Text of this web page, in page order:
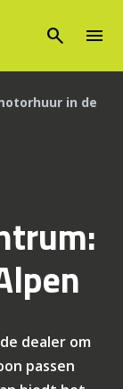
search menu
in de
dealer om
passen